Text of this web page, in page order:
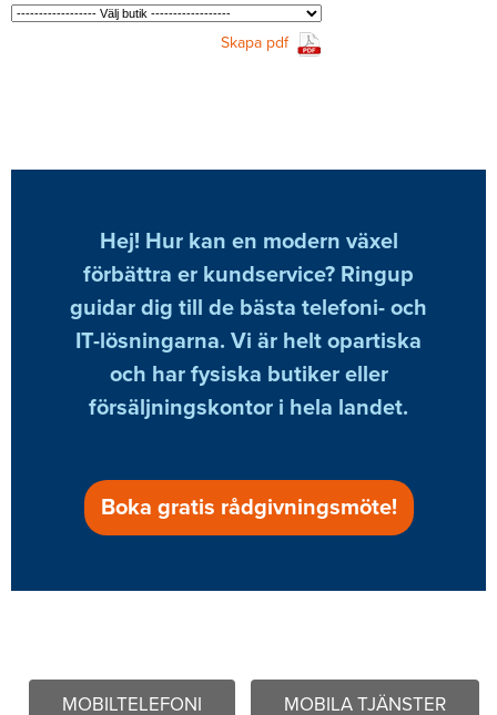
Skapa pdf
Hej! Hur kan en modern växel
förbättra er kundservice? Ringup
guidar dig till de bästa telefoni- och
IT-lösningarna. Vi är helt opartiska
och har fysiska butiker eller
försäljningskontor i hela landet.
Boka gratis rådgivningsmöte!
MOBILTELEFONI MOBILA TJÄNSTER